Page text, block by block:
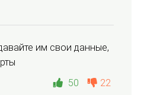
им свои данные,
50
22